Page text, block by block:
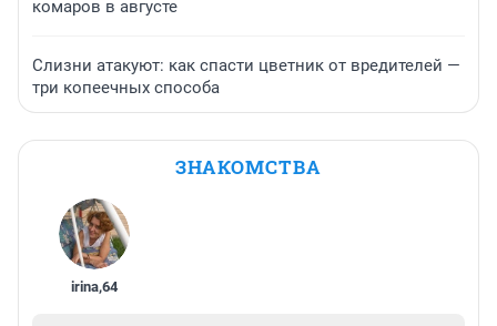
комаров в августе
Слизни атакуют: как спасти цветник от вредителей —
три копеечных способа
ЗНАКОМСТВА
irina,64